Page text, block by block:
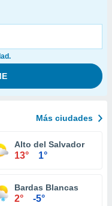
Más ciudades
Alto del Salvador
13° 1°
Bardas Blancas
2° -5°